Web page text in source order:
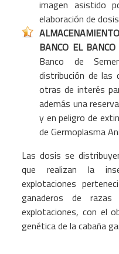
imagen asistido
elaboración de
BANCO EL
Banco de
distribución de las
otras de interés
además una
y en peligro de
de Germoplasma
Las dosis se
que realizan la
explotaciones
ganaderos de
explotaciones, con el
genética de la cabaña